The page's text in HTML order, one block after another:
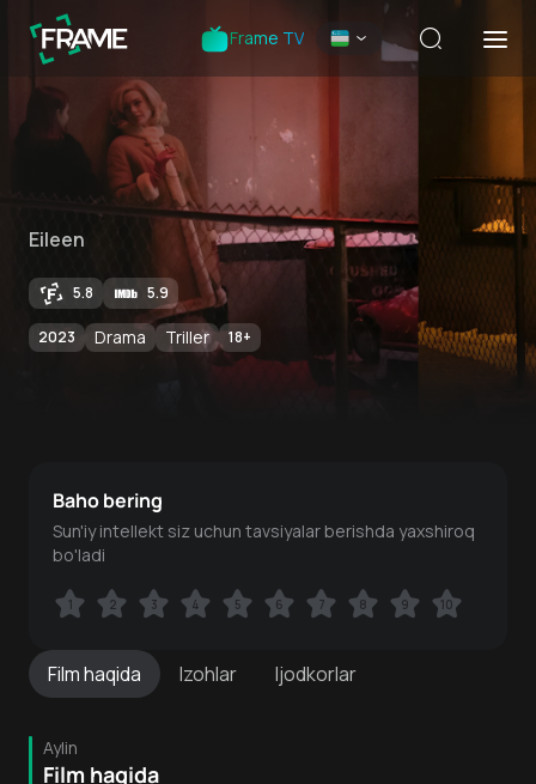
Frame TV
Eileen
5.8 5.9
2023 Drama Triller 18+
Filmhaqida Izohlar Ijodkorlar
Aylin
Film haqida
Baho bering
Sun'iy intellekt siz uchun tavsiyalar berishda yaxshiroq
bo'ladi
1 2 3 4 5 6 7 8 9 10
1 2 3 4 5 6 7 8 9 10